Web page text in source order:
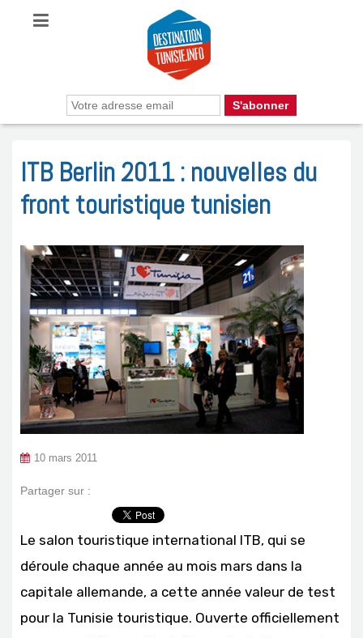
ITB Berlin 2011 : nouvelles du
front touristique tunisien
10 mars 2011
Partager sur :
Le salon touristique international ITB, qui se
déroule chaque année au mois mars dans la
capitale allemande, a cette année valeur de test
pour la Tunisie touristique. Ouverte officiellement